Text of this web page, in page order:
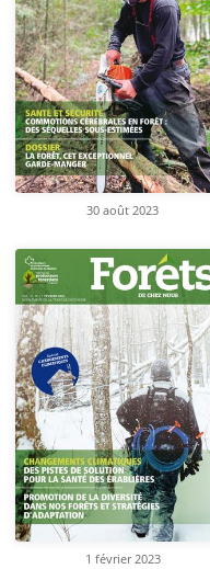
30 août 2023
1 février 2023